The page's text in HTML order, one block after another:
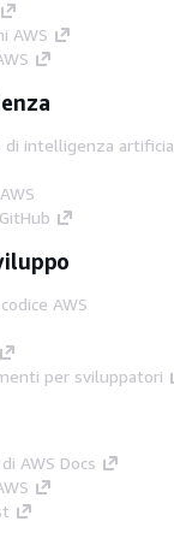
AWS
di intelligenza
AWS
per sviluppatori
AWS Docs